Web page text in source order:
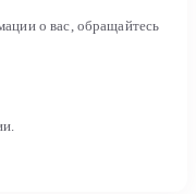
о вас, обращайтесь